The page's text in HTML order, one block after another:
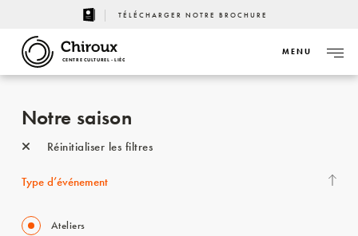
TÉLÉCHARGER NOTRE BROCHURE
CENTRE CULTUREL - LIÈGE
MENU
Notre saison
Réinitialiser les filtres
Type d’événement
Ateliers